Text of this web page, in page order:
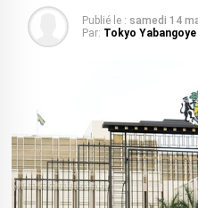
Publié le : samedi 14
Par: Tokyo Yabangoye